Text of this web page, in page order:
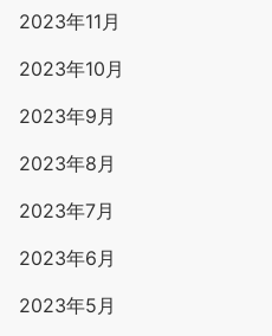
2023年11月
2023年10月
2023年9月
2023年8月
2023年7月
2023年6月
2023年5月